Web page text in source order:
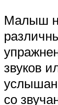
Малыш
звуков
со